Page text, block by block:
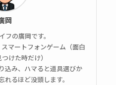
岡
フの廣岡です。
マートフォンゲーム（面白
けた時だけ）
込み、ハマると道具選びか
れるほど没頭します。